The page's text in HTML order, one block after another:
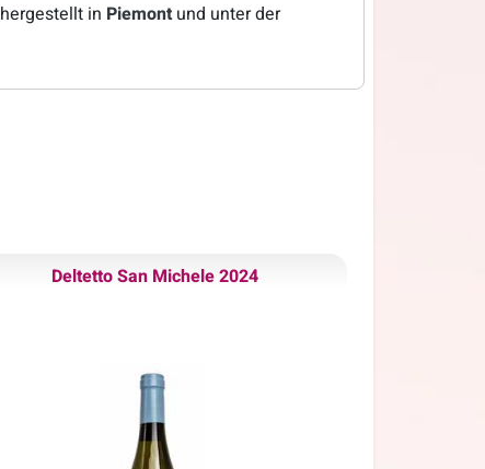
hergestellt in Piemontund unter der
Deltetto San Michele 2024